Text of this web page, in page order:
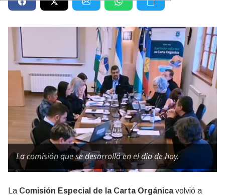
La comisión que se desarrolló en el dia de hoy.
La Comisión Especial de la Carta Orgánicavolvió a